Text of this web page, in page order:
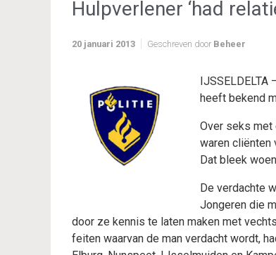
Hulpverlener ‘had
20 januari 2013 Geschreven door Beheer
IJSSELDELTA
heeft bekend
Over seks met
waren cliënten
Dat bleek
De verdachte
Jongeren die
door ze kennis te laten maken met
feiten waarvan de man verdacht wordt,